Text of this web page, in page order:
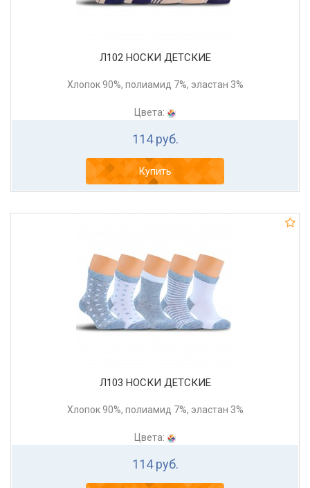
Л102 НОСКИ ДЕТСКИЕ
Хлопок 90%, полиамид 7%, эластан 3%
Цвета:
114 руб.
Купить
Л103 НОСКИ ДЕТСКИЕ
Хлопок 90%, полиамид 7%, эластан 3%
Цвета:
114 руб.